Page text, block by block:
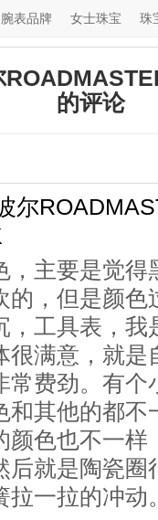
腕表品牌 女士珠宝 珠
的评论
尔
，主要是觉
的，但是颜
，工具表，我
很满意，就是
常费劲。有个
和其他的都不
颜色也不一
后就是陶瓷
拉一拉的冲动